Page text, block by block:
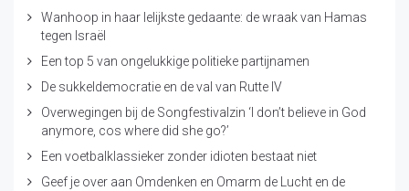
Wanhoop in haar lelijkste gedaante: de wraak van Hamas
tegen Israël
Een top 5 van ongelukkige politieke partijnamen
De sukkeldemocratie en de val van Rutte IV
Overwegingen bij de Songfestivalzin ‘I don’t believe in God
anymore, cos where did she go?’
Een voetbalklassieker zonder idioten bestaat niet
Geef je over aan Omdenken en Omarm de Lucht en de